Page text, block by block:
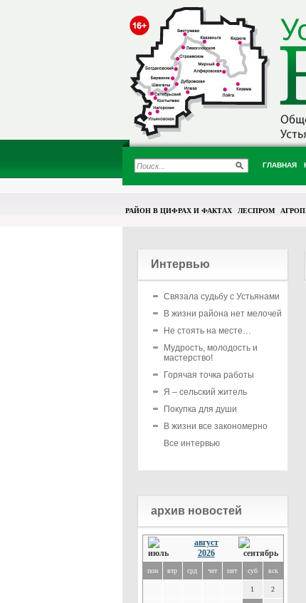
ГЛАВНАЯ
РАЙОН В ЦИФРАХ И ФАКТАХ ЛЕСПРОМ
Интервью
Связала судьбу с Устьянами
В жизни района нет мелочей
Не стоять на месте…
Мудрость, молодость и
мастерство!
Горячая точка работы
Я – сельский житель
Покупка для души
В жизни все закономерно
Все интервью
архив новостей
август
2026
пон втр срд чет пят суб вск
1 2